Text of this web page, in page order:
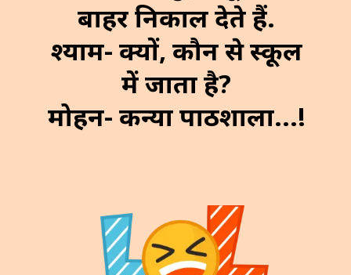
बाहर निकाल देते हैं.
श्याम- क्यों, कौन से स्कूल
में जाता है?
मोहन- कन्या पाठशाला...!